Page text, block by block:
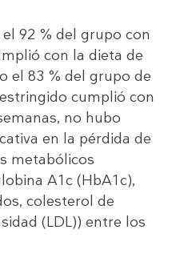
92 % del grupo con
con la dieta de
el 83 % del grupo de
cumplió con
no hubo
en la pérdida de
metabólicos
A1c (HbA1c),
colesterol de
(LDL)) entre los